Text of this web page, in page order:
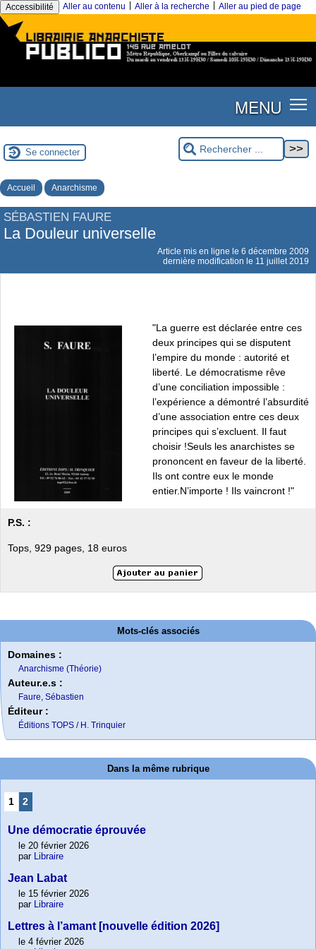
Accessibilité Aller au contenu Aller à la recherche Aller au pied de page
MENU
Se connecter
Accueil Anarchisme
SÉBASTIEN FAURE
La Douleur universelle
Article mis en ligne le 6 décembre 2009
dernière modification le 11 juillet 2019
"La guerre est déclarée entre ces
deux principes qui se disputent
l’empire du monde : autorité et
liberté. Le démocratisme rêve
d’une conciliation impossible :
l’expérience a démontré l’absurdité
d’une association entre ces deux
principes qui s’excluent. Il faut
choisir !Seuls les anarchistes se
prononcent en faveur de la liberté.
Ils ont contre eux le monde
entier.N’importe ! Ils vaincront !"
P.S. :
Tops, 929 pages, 18 euros
Mots-clés associés
Domaines :
Anarchisme (Théorie)
Auteur.e.s :
Faure, Sébastien
Éditeur :
Éditions TOPS / H. Trinquier
Dans la même rubrique
1 2
Une démocratie éprouvée
le 20 février 2026
par Libraire
Jean Labat
le 15 février 2026
par Libraire
Lettres à l’amant [nouvelle édition 2026]
le 4 février 2026